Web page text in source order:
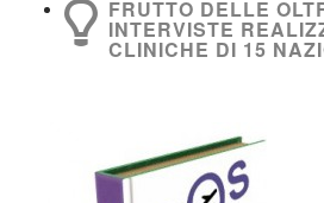
FRUTTO DELLE
INTERVISTE
CLINICHE DI 15